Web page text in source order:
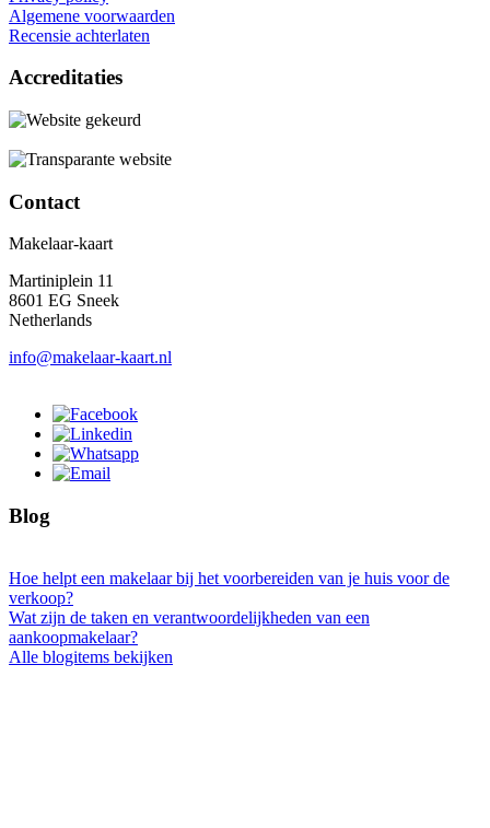
Algemene voorwaarden
Recensie achterlaten
Accreditaties
Contact
Makelaar-kaart
Martiniplein 11
8601 EG Sneek
Netherlands
info@makelaar-kaart.nl
Blog
Hoe helpt een makelaar bij het voorbereiden van je huis voor de
verkoop?
Wat zijn de taken en verantwoordelijkheden van een
aankoopmakelaar?
Alle blogitems bekijken